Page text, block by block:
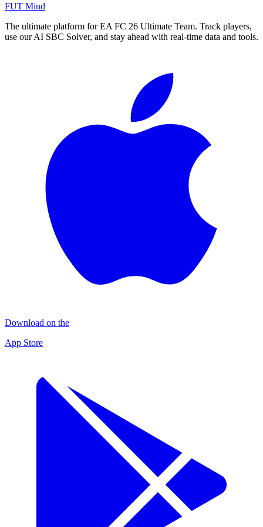
FUT Mind
The ultimate platform for EA FC 26 Ultimate Team. Track players,
use our AI SBC Solver, and stay ahead with real-time data and tools.
Download on the
App Store